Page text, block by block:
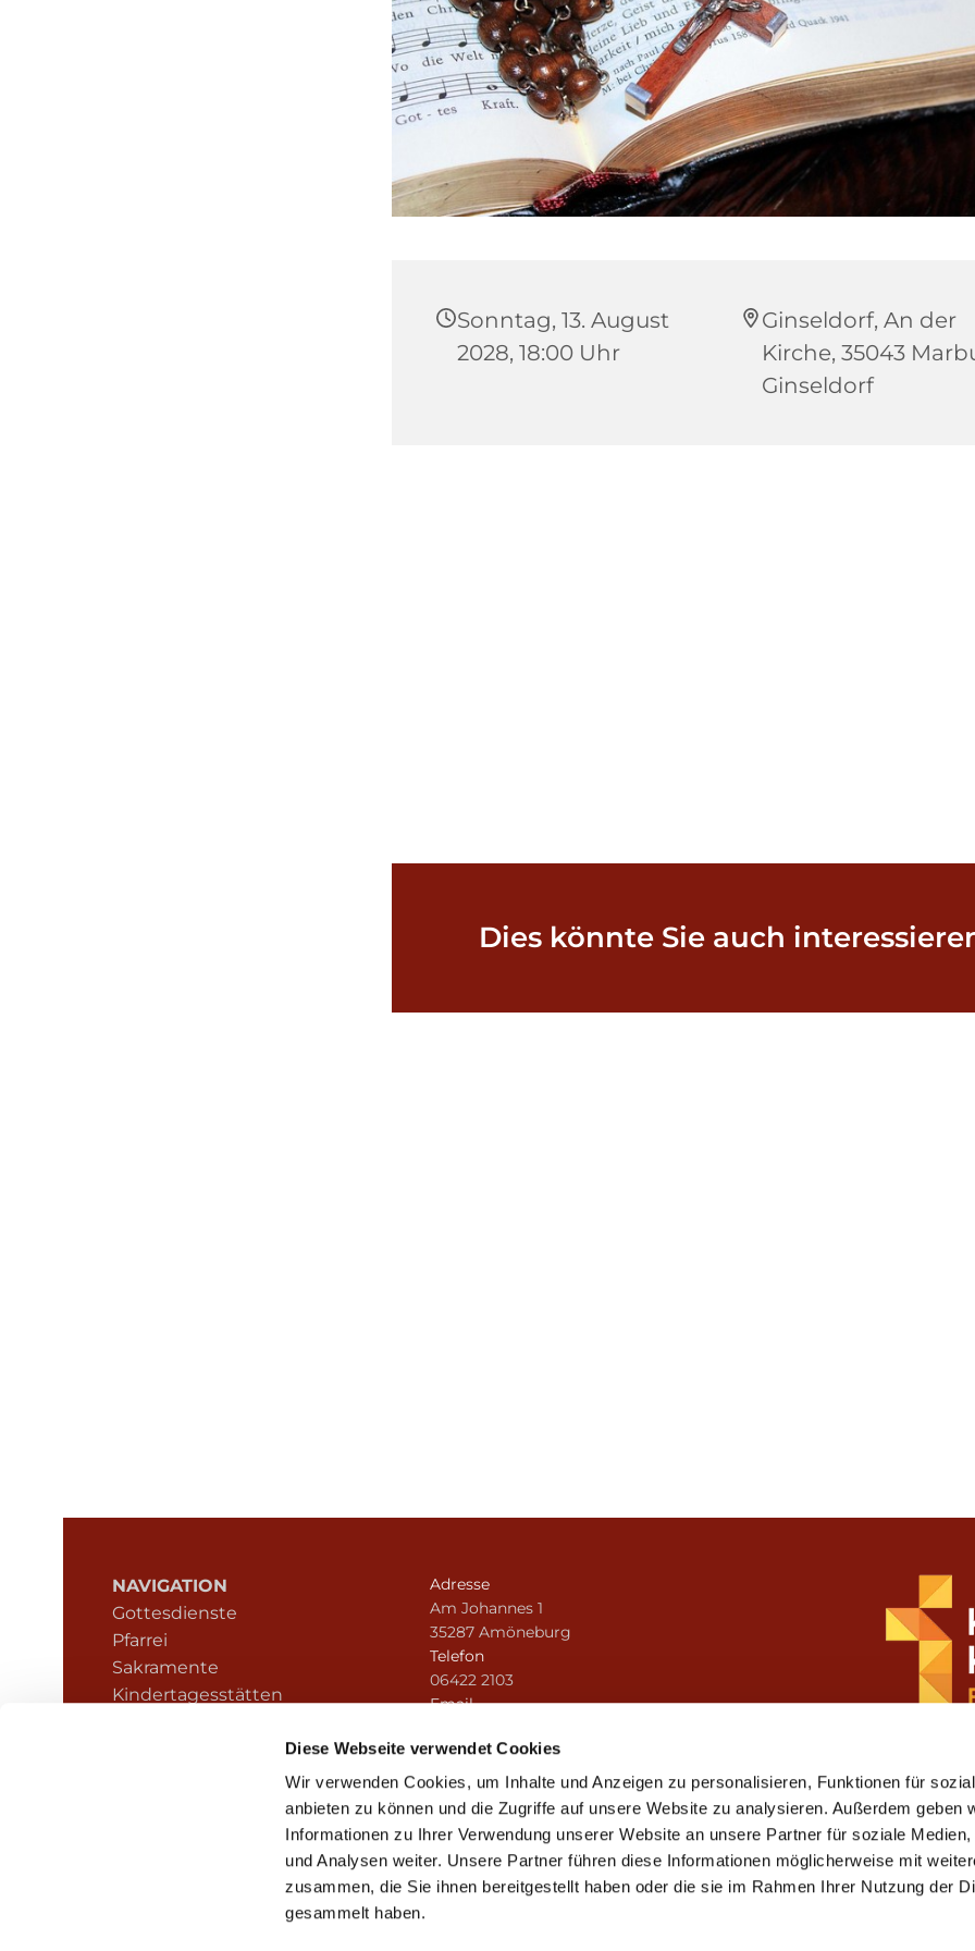
Diese Webseite verwendet Cookies
Wir verwenden Cookies, um Inhalte und Anzeigen zu personalisieren, Funktionen für
anbieten zu können und die Zugriffe auf unsere Website zu analysieren. Außerdem geben
Informationen zu Ihrer Verwendung unserer Website an unsere Partner für soziale Medien,
und Analysen weiter. Unsere Partner führen diese Informationen möglicherweise mit
zusammen, die Sie ihnen bereitgestellt haben oder die sie im Rahmen Ihrer Nutzung der
gesammelt haben.
Sonntag, 13. August
2028, 18:00 Uhr
Ginseldorf, An der
Kirche, 35043
Ginseldorf
Dies könnte Sie auch
NAVIGATION
Gottesdienste
Pfarrei
Sakramente
Kindertagesstätten
Hinweisgeberschutz
Adresse
Am Johannes 1
35287 Amöneburg
Telefon
06422 2103
Email
Impressum Datenschutzerklärung ChurchDesk-